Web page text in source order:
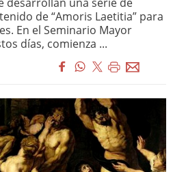
de “Amoris Laetitia” para
En el Seminario Mayor
días, comienza ...